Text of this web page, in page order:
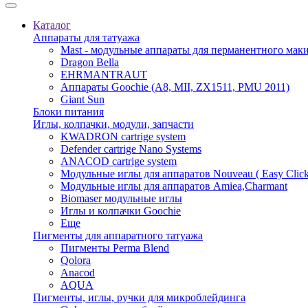
Каталог
Аппараты для татуажа
Mast - модульные аппараты для перманентного
Dragon Bella
EHRMANTRAUT
Аппараты Goochie (A8, MII, ZX1511, PMU 2011)
Giant Sun
Блоки питания
Иглы, колпачки, модули, запчасти
KWADRON cartrige system
Defender cartrige Nano Systems
ANACOD cartrige system
Модульные иглы для аппаратов Nouveau ( Easy
Модульные иглы для аппаратов Amiea,Charmant
Biomaser модульные иглы
Иглы и колпачки Goochie
Еще
Пигменты для аппаратного татуажа
Пигменты Perma Blend
Qolora
Anacod
AQUA
Пигменты, иглы, ручки для микроблейдинга